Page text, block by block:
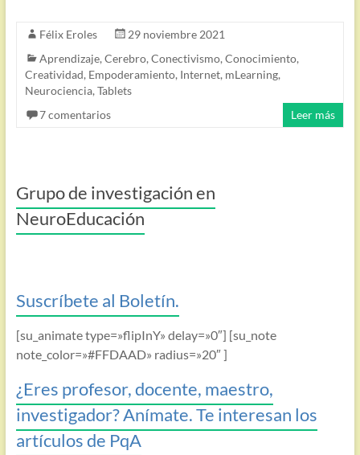
Félix Eroles
29 noviembre 2021
Aprendizaje, Cerebro, Conectivismo, Conocimiento,
Creatividad, Empoderamiento, Internet, mLearning,
Neurociencia, Tablets
7 comentarios
Leer más
Grupo de investigación en
NeuroEducación
Suscríbete al Boletín.
[su_animate type=»flipInY» delay=»0″] [su_note
note_color=»#FFDAAD» radius=»20″ ]
¿Eres profesor, docente, maestro,
investigador? Anímate. Te interesan los
artículos de PqA